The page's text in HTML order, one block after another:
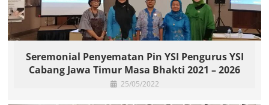
Seremonial Penyematan Pin YSI Pengurus YSI
Cabang Jawa Timur Masa Bhakti 2021 – 2026
25/05/2022